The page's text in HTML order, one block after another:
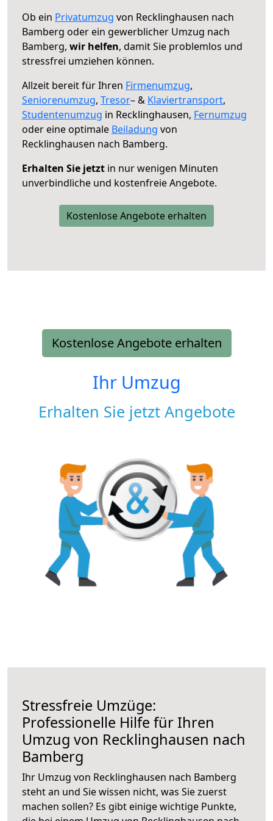
Ob ein Privatumzug von Recklinghausen nach
Bamberg oder ein gewerblicher Umzug nach
Bamberg, wir helfen, damit Sie problemlos und
stressfrei umziehen können.
Allzeit bereit für Ihren Firmenumzug,
Seniorenumzug, Tresor– & Klaviertransport,
Studentenumzug in Recklinghausen, Fernumzug
oder eine optimale Beiladung von
Recklinghausen nach Bamberg.
Erhalten Sie jetzt in nur wenigen Minuten
unverbindliche und kostenfreie Angebote.
Kostenlose Angebote erhalten
Kostenlose Angebote erhalten
Ihr Umzug
Erhalten Sie jetzt Angebote
Stressfreie Umzüge:
Professionelle Hilfe für Ihren
Umzug von Recklinghausen nach
Bamberg
Ihr Umzug von Recklinghausen nach Bamberg
steht an und Sie wissen nicht, was Sie zuerst
machen sollen? Es gibt einige wichtige Punkte,